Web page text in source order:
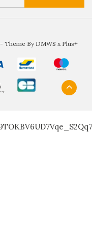
- Theme By DMWS x Plus+